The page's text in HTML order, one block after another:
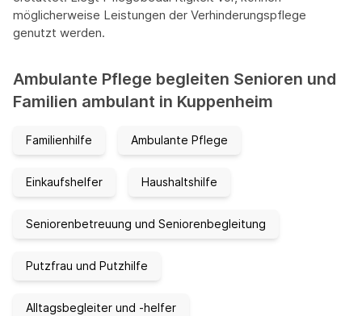
möglicherweise Leistungen der Verhinderungspflege
genutzt werden.
Ambulante Pflege begleiten Senioren und
Familien ambulant in Kuppenheim
Familienhilfe Ambulante Pflege
Einkaufshelfer Haushaltshilfe
Seniorenbetreuung und Seniorenbegleitung
Putzfrau und Putzhilfe
Alltagsbegleiter und -helfer